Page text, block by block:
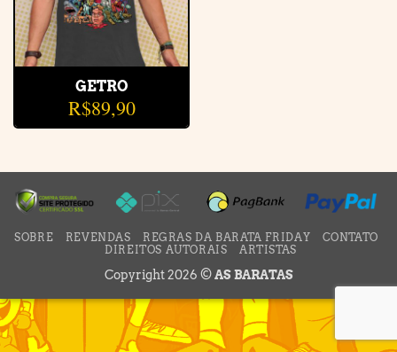
GETRO
R$89,90
SOBRE REVENDAS REGRAS DA BARATA FRIDAY
CONTATO
DIREITOS AUTORAIS
ARTISTAS
Copyright 2026 ©AS BARATAS